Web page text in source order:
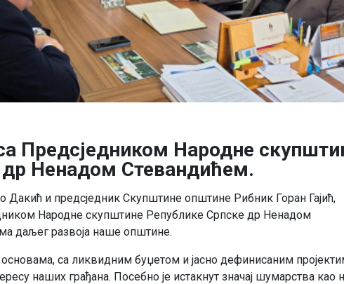
Предсједником Народне
Ненадом Стевандићем.
и предсједник Скупштине општине Рибник Горан Гајић,
Народне скупштине Републике Српске др Ненадом
даљег развоја наше општине.
са ликвидним буџетом и јасно дефинисаним
наших грађана. Посебно је истакнут значај шумарства као